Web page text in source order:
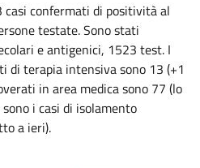
casi confermati di positività al
testate. Sono stati
e antigenici, 1523 test. I
di terapia intensiva sono 13 (+1
in area medica sono 77 (lo
i casi di isolamento
a ieri).